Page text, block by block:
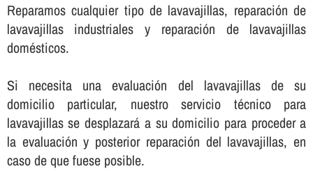
Reparamos cualquier tipo de lavavajillas, reparación de
lavavajillas industriales y reparación de lavavajillas
domésticos.
Si necesita una evaluación del lavavajillas de su
domicilio particular, nuestro servicio técnico para
lavavajillas se desplazará a su domicilio para proceder a
la evaluación y posterior reparación del lavavajillas, en
caso de que fuese posible.